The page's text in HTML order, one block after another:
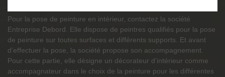
Pour la pose de peinture en intérieur, contactez la société
Entreprise Debord. Elle dispose de peintres qualifiés pour la pose
de peinture sur toutes surfaces et différents supports. Et avant
d’effectuer la pose, la société propose son accompagnement.
Pour cette partie, elle désigne un décorateur d’intérieur comme
accompagnateur dans le choix de la peinture pour les différentes